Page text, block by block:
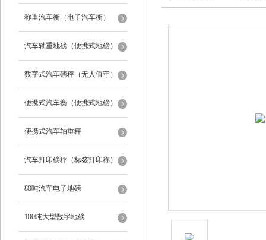
秤称重汽车衡（电子汽车衡）
汽车轴重地磅（便携式地磅）
数字式汽车磅秤（无人值守）
便携式汽车衡（便携式地磅）
便携式汽车轴重秤
汽车打印磅秤（标签打印称）
80吨汽车电子地磅
100吨大型数字地磅